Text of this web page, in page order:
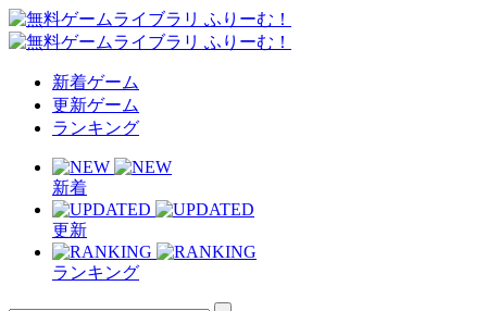
新着ゲーム
更新ゲーム
ランキング
新着
更新
ランキング